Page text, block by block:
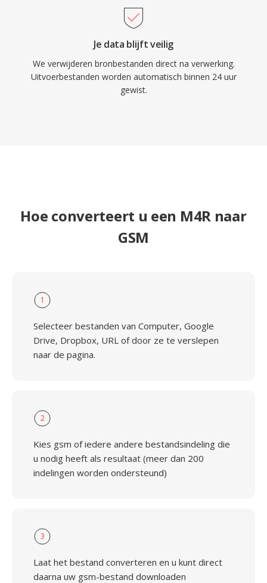
Je data blijft veilig
We verwijderen bronbestanden direct na verwerking.
Uitvoerbestanden worden automatisch binnen 24 uur
gewist.
Hoe converteert u een M4R naar
GSM
1
Selecteer bestanden van Computer, Google
Drive, Dropbox, URL of door ze te verslepen
naar de pagina.
2
Kies gsm of iedere andere bestandsindeling die
u nodig heeft als resultaat (meer dan 200
indelingen worden ondersteund)
3
Laat het bestand converteren en u kunt direct
daarna uw gsm-bestand downloaden